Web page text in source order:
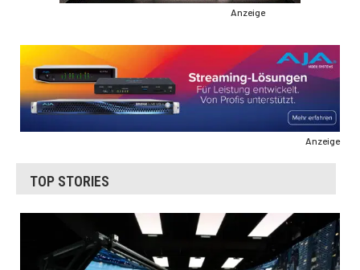
Anzeige
Anzeige
TOP STORIES